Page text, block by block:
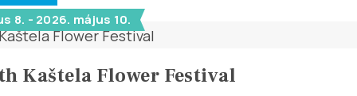
8. - 2026. május 10.
Kaštela Flower Festival